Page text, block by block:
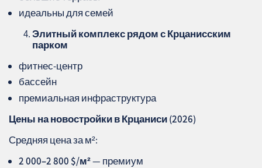
идеальны для семей
Элитный комплекс рядом с Крцанисским
парком
фитнес‑центр
бассейн
премиальная инфраструктура
Цены на новостройки в Крцаниси (2026)
Средняя цена за м²:
2 000–2 800 $/м²— премиум